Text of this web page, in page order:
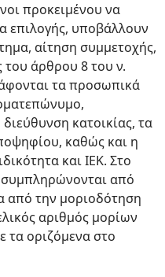
προκειμένου να
επιλογής, υποβάλλουν
αίτηση συμμετοχής,
του άρθρου 8 του ν.
τα προσωπικά
κατοικίας, τα
καθώς και η
και ΙΕΚ. Στο
από
από την μοριοδότηση
αριθμός μορίων
οριζόμενα στο